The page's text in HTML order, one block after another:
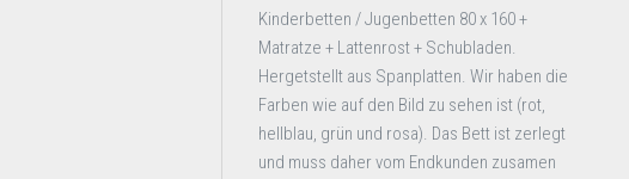
Kinderbetten / Jugenbetten 80 x 160 +
Matratze + Lattenrost + Schubladen.
Hergetstellt aus Spanplatten. Wir haben die
Farben wie auf den Bild zu sehen ist (rot,
hellblau, grün und rosa). Das Bett ist zerlegt
und muss daher vom Endkunden zusamen